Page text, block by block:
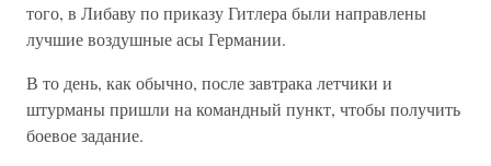
того, в Либаву по приказу Гитлера были направлены
лучшие воздушные асы Германии.
В то день, как обычно, после завтрака летчики и
штурманы пришли на командный пункт, чтобы получить
боевое задание.